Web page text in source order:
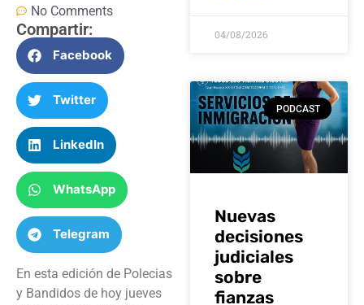
No Comments
Compartir:
Facebook
Twitter
LinkedIn
WhatsApp
Telegram
En esta edición de Polecias
y Bandidos de hoy jueves
04/08/2026
PODCAST
Nuevas
decisiones
judiciales
sobre
fianzas